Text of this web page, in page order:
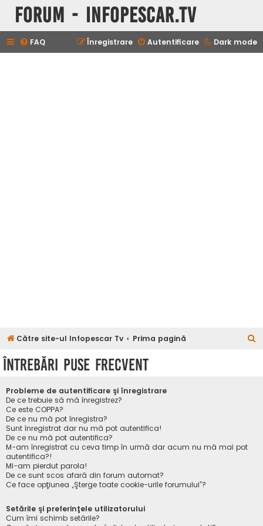
Forum - InfoPescar.Tv
Dark mode
FAQ Autentificare
Înregistrare
Către site-ul Infopescar Tv Prima pagină
Întrebări puse frecvent
Probleme de autentificare şi înregistrare
De ce trebuie să mă înregistrez?
Ce este COPPA?
De ce nu mă pot înregistra?
Sunt înregistrat dar nu mă pot autentifica!
De ce nu mă pot autentifica?
M-am înregistrat cu ceva timp în urmă dar acum nu mă mai pot
autentifica?!
Mi-am pierdut parola!
De ce sunt scos afară din forum automat?
Ce face opţiunea „Şterge toate cookie-urile forumului”?
Setările şi preferinţele utilizatorului
Cum îmi schimb setările?